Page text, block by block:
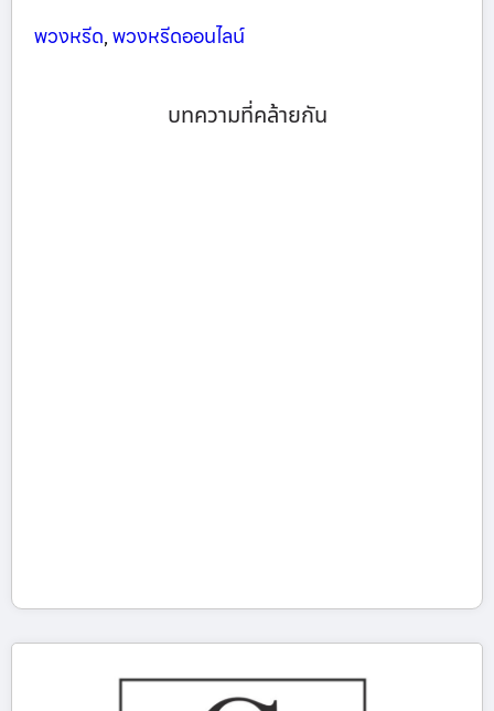
พวงหรีด,พวงหรีดออนไลน์
บทความที่คล้ายกัน